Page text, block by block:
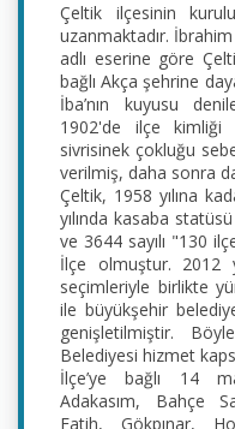
Çeltik ilçesinin
uzanmaktadır.
adlı eserine göre
bağlı Akça şehrine
İba’nın kuyusu
1902'de ilçe kimliği
sivrisinek çokluğu
verilmiş, daha sonra
Çeltik, 1958 yılına
yılında kasaba
ve 3644 sayılı "130
İlçe olmuştur. 2012
seçimleriyle birlikte
ile büyükşehir
genişletilmiştir.
Belediyesi hizmet
İlçe’ye bağlı 14
Adakasım, Bahçe
Fatih, Gökpınar,